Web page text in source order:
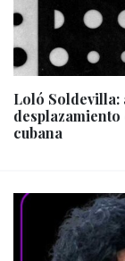
Loló Soldevilla:
cubana